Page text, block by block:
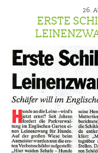
26.
ERSTE